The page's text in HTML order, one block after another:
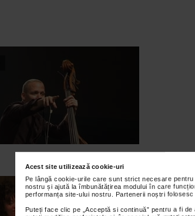
Acest site utilizează cookie-uri
Pe lângă cookie-urile care sunt strict necesare
nostru și ajută la îmbunătățirea modului în care
performanța site-ului nostru. Partenerii noștri
Puteți face clic pe „Acceptă si continuă” pentru a fi